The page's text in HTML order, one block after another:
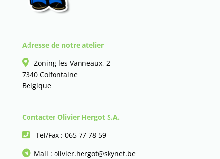
Adresse de notre atelier
Zoning les Vanneaux, 2
7340 Colfontaine
Belgique
Contacter Olivier Hergot S.A.
Tél/Fax : 065 77 78 59
Mail : olivier.hergot@skynet.be